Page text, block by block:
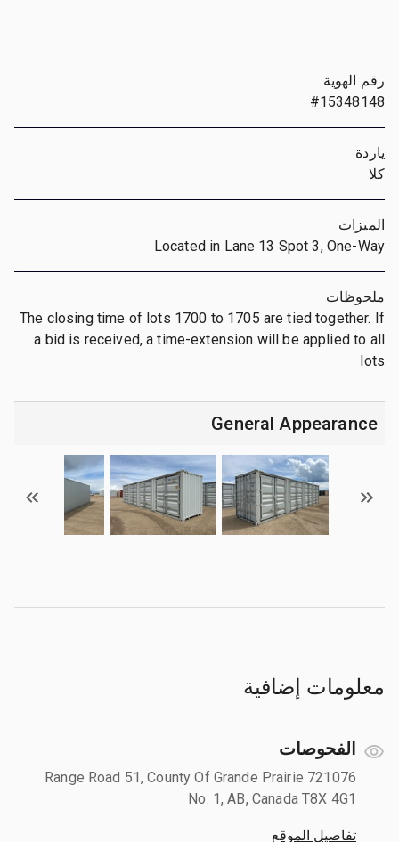
رقم الهوية
#15348148
ياردة
كلا
الميزات
Located in Lane 13 Spot 3, One-Way
ملحوظات
The closing time of lots 1700 to 1705 are tied together. If
a bid is received, a time-extension will be applied to all
lots
General Appearance
معلومات إضافية
الفحوصات
721076 Range Road 51, County Of Grande Prairie
No. 1, AB, Canada T8X 4G1
تفاصيل الموقع